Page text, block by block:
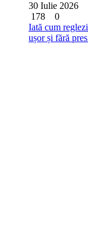
30 Iulie 2026
178
0
Iată cum
ușor și fără